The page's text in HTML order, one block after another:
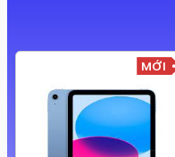
MỚI